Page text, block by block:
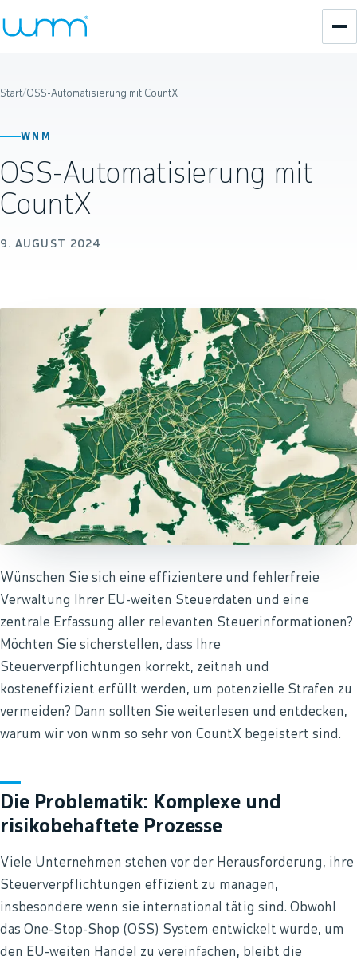
Start/OSS-Automatisierung mit CountX
WNM
OSS-Automatisierung mit
CountX
9. AUGUST 2024
Wünschen Sie sich eine effizientere und fehlerfreie
Verwaltung Ihrer EU-weiten Steuerdaten und eine
zentrale Erfassung aller relevanten Steuerinformationen?
Möchten Sie sicherstellen, dass Ihre
Steuerverpflichtungen korrekt, zeitnah und
kosteneffizient erfüllt werden, um potenzielle Strafen zu
vermeiden? Dann sollten Sie weiterlesen und entdecken,
warum wir von wnm so sehr von CountX begeistert sind.
Die Problematik: Komplexe und
risikobehaftete Prozesse
Viele Unternehmen stehen vor der Herausforderung, ihre
Steuerverpflichtungen effizient zu managen,
insbesondere wenn sie international tätig sind. Obwohl
das One-Stop-Shop (OSS) System entwickelt wurde, um
den EU-weiten Handel zu vereinfachen, bleibt die